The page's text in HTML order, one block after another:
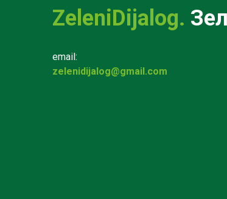
ZeleniDijalog.
email:
zelenidijalog@gmail.com